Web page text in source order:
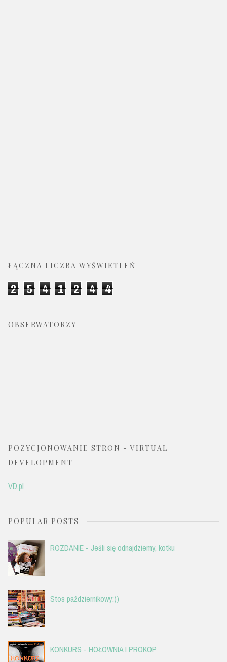
ŁĄCZNA LICZBA WYŚWIETLEŃ
2 5 4 1 2 4 4
OBSERWATORZY
POZYCJONOWANIE STRON - VIRTUAL
DEVELOPMENT
VD.pl
POPULAR POSTS
ROZDANIE - Jeśli się odnajdziemy, kotku
Stos październikowy:))
KONKURS - HOŁOWNIA I PROKOP